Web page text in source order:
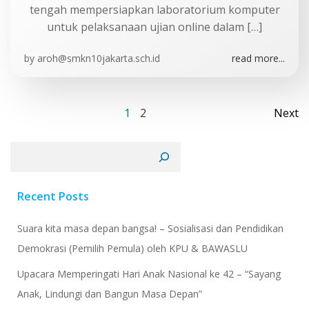
tengah mempersiapkan laboratorium komputer
untuk pelaksanaan ujian online dalam […]
by aroh@smkn10jakarta.sch.id read more...
navigation
Page
1 Page
2 Next
Recent Posts
Suara kita masa depan bangsa! – Sosialisasi dan Pendidikan
Demokrasi (Pemilih Pemula) oleh KPU & BAWASLU
Upacara Memperingati Hari Anak Nasional ke 42 – “Sayang
Anak, Lindungi dan Bangun Masa Depan”